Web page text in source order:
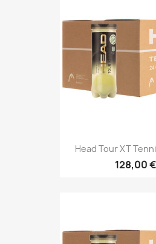
Head Tour XT
128,00 €